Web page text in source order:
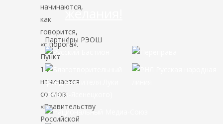
начинаются,
как
говорится,
«с порога».
Пункт
14
начинается
со слов:
«Правительству
Российской
желания!
Партнёры РЭОШ